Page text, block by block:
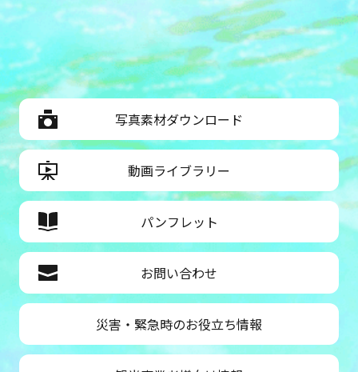
写真素材ダウンロード
動画ライブラリー
パンフレット
お問い合わせ
災害・緊急時のお役立ち情報